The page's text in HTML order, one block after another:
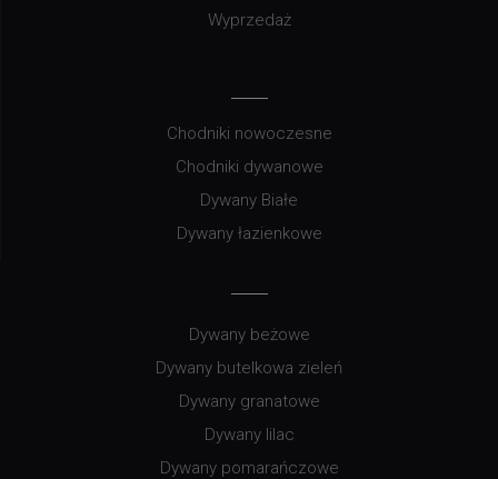
Wyprzedaż
Chodniki nowoczesne
Chodniki dywanowe
Dywany Białe
Dywany łazienkowe
Dywany beżowe
Dywany butelkowa zieleń
Dywany granatowe
Dywany lilac
Dywany pomarańczowe